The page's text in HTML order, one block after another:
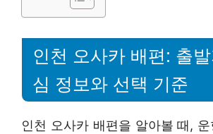
인천 오사카 배편: 출
심 정보와 선택 기준
인천 오사카 배편을 알아볼 때,